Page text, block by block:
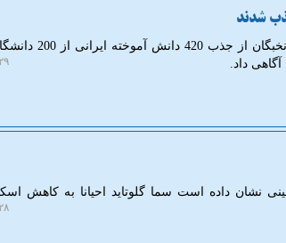
به گزارش انجمن پارسیان، قائم
نشان داده است سما گلوتاید احیانا به کاهش